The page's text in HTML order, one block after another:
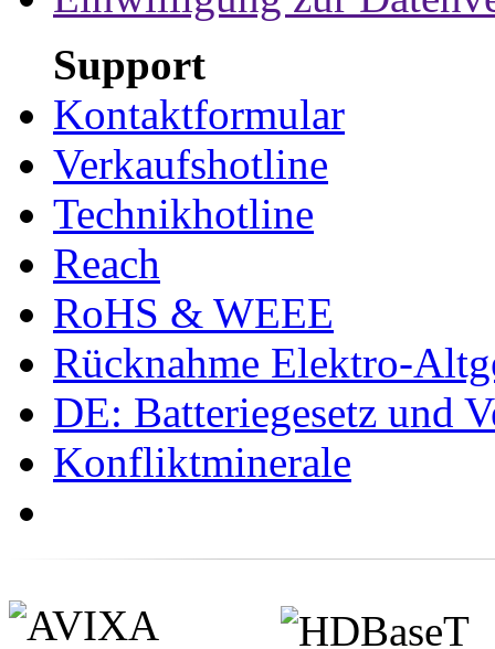
Support
Kontaktformular
Verkaufshotline
Technikhotline
Reach
RoHS & WEEE
Rücknahme Elektro-
DE: Batteriegesetz und
Konfliktminerale